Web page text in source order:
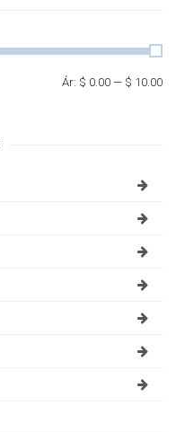
Ár: $ 0.00 — $ 10.00